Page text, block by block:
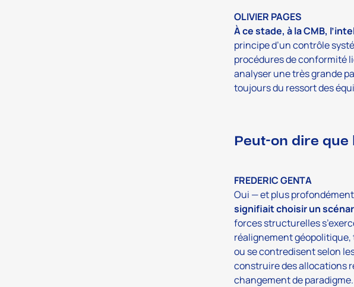
OLIVIER PAGES
À ce stade, à la CMB,
principe d’un contrôle
procédures de conformité
analyser une très grande
toujours du ressort des
Peut-on dire que
FREDERIC GENTA
Oui — et plus profondément
signifiait choisir un
forces structurelles
réalignement
ou se contredisent selon
construire des allocations
changement de paradigme.